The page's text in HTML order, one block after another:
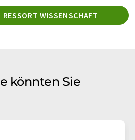
RESSORT WISSENSCHAFT
könnten Sie